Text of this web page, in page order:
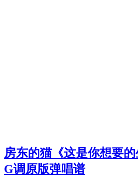
房东的猫《这是你想要的
G调原版弹唱谱